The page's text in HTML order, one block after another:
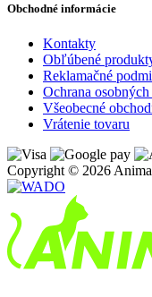
Obchodné informácie
Kontakty
Obľúbené
Reklamačné
Ochrana
Všeobecné
Vrátenie tovaru
Copyright © 2026